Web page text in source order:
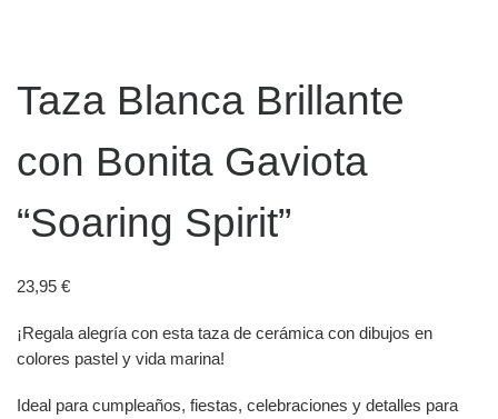
Taza Blanca Brillante
con Bonita Gaviota
“Soaring Spirit”
23,95 €
¡Regala alegría con esta taza de cerámica con dibujos en
colores pastel y vida marina!
Ideal para cumpleaños, fiestas, celebraciones y detalles para